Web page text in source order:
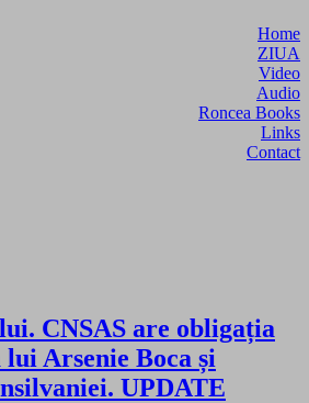
Home
ZIUA
Video
Audio
Roncea Books
Links
Contact
CNSAS are obligația
Arsenie Boca și
UPDATE